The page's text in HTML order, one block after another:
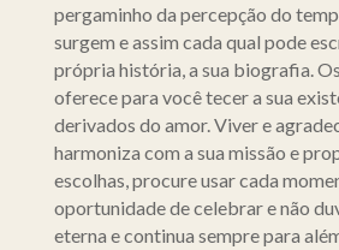
pergaminho da percepção do
surgem e assim cada qual pode
própria história, a sua biografia.
oferece para você tecer a sua
derivados do amor. Viver e
harmoniza com a sua missão e
escolhas, procure usar cada
oportunidade de celebrar e não
eterna e continua sempre para